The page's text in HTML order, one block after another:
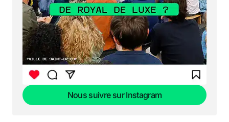
Nous suivre sur Instagram